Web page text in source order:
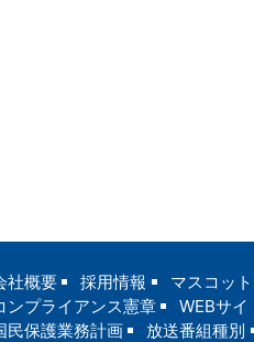
社概要 採用情報 マスコッ
ンプライアンス憲章
WEBサイ
民保護業務計画
放送番組種別